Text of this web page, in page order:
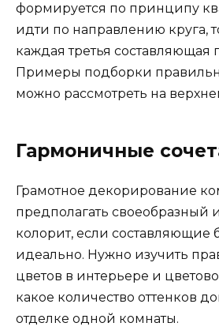
формируется по принципу
идти по направлению круга,
каждая третья составляющая
Примеры подборки
можно рассмотреть на
Гармоничные
Грамотное декорирование
предполагать
колорит, если составляющие
идеально. Нужно изучить
цветов в интерьере и
какое количество оттенков
отделке одной комнаты.